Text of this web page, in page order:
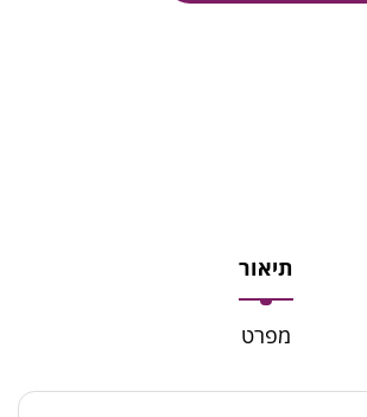
תיאור
מפרט